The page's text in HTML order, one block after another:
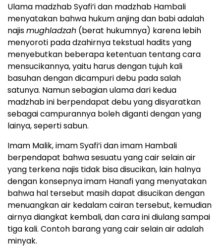
Ulama madzhab Syafi’i dan madzhab Hambali
menyatakan bahwa hukum anjing dan babi adalah
najismughladzah (berat hukumnya) karena lebih
menyoroti pada dzahirnya tekstual hadits yang
menyebutkan beberapa ketentuan tentang cara
mensucikannya, yaitu harus dengan tujuh kali
basuhan dengan dicampuri debu pada salah
satunya. Namun sebagian ulama dari kedua
madzhab ini berpendapat debu yang disyaratkan
sebagai campurannya boleh diganti dengan yang
lainya, seperti sabun.
Imam Malik, imam Syafi’i dan imam Hambali
berpendapat bahwa sesuatu yang cair selain air
yang terkena najis tidak bisa disucikan, lain halnya
dengan konsepnya imam Hanafi yang menyatakan
bahwa hal tersebut masih dapat disucikan dengan
menuangkan air kedalam cairan tersebut, kemudian
airnya diangkat kembali, dan cara ini diulang sampai
tiga kali. Contoh barang yang cair selain air adalah
minyak.